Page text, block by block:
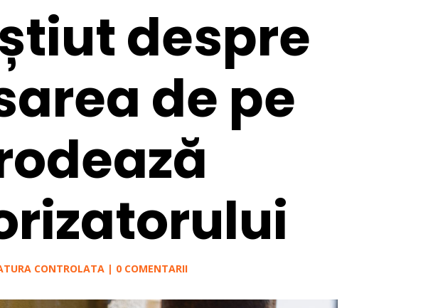
despre
de pe
CONTROLATA | 0 COMENTARII